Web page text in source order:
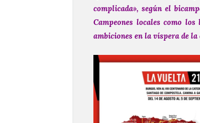
complicada», según el
Campeones locales como
ambiciones en la víspera de la